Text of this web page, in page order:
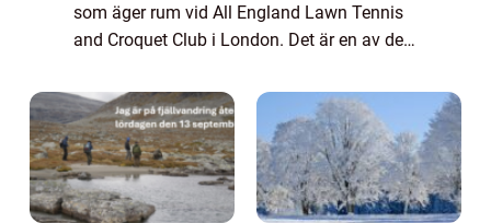
som äger rum vid All England Lawn Tennis
and Croquet Club i London. Det är en av de
tennisturneringarna i världen och har en rik
historia och ...